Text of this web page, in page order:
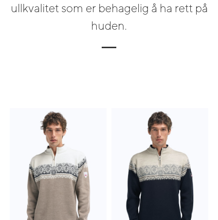
ullkvalitet som er behagelig å ha rett på
huden.